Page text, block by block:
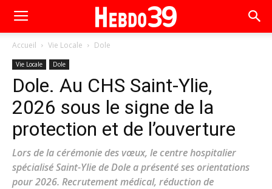
Accueil Vie Locale Dole
Vie Locale Dole
Dole. Au CHS Saint-Ylie,
2026 sous le signe de la
protection et de l’ouverture
Lors de la cérémonie des vœux, le centre hospitalier
spécialisé Saint-Ylie de Dole a présenté ses orientations
pour 2026. Recrutement médical, réduction de